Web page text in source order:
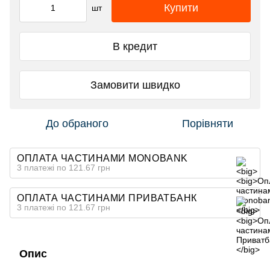
шт Купити
В кредит
Замовити швидко
До обраного Порівняти
ОПЛАТА ЧАСТИНАМИ MONOBANK
3 платежі по 121.67 грн
ОПЛАТА ЧАСТИНАМИ ПРИВАТБАНК
3 платежі по 121.67 грн
Опис